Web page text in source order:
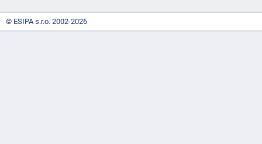
© ESIPA s.r.o. 2002-2026